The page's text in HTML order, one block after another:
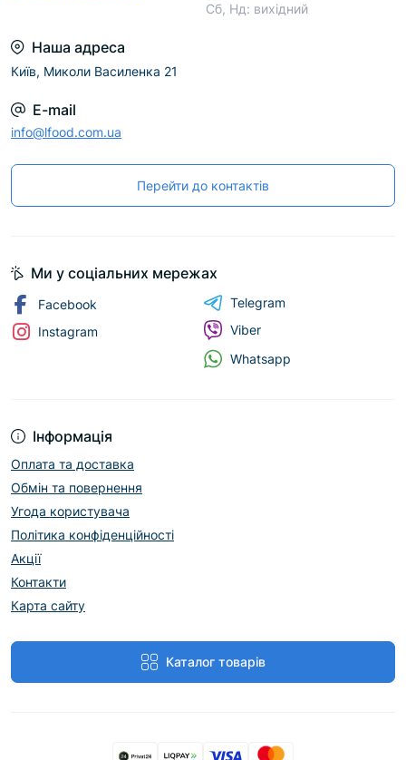
Сб, Нд: вихідний
Наша адреса
Київ, Миколи Василенка 21
E-mail
info@lfood.com.ua
Перейти до контактів
Інформація
Оплата та доставка
Обмін та повернення
Угода користувача
Політика конфіденційності
Акції
Контакти
Карта сайту
Каталог товарів
Ми у соціальних мережах
Facebook
Instagram
Telegram
Viber
Whatsapp